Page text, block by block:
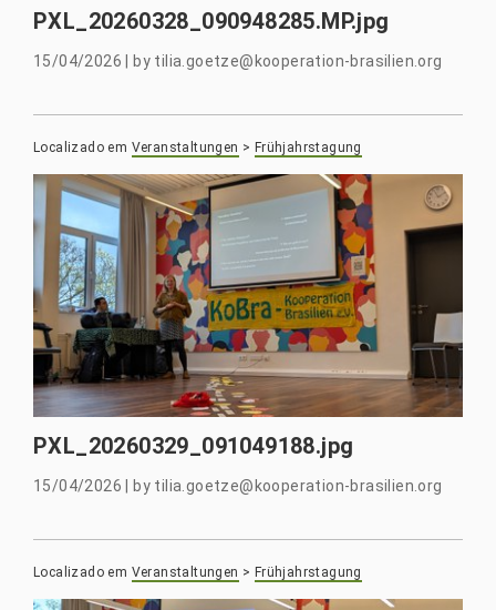
PXL_20260328_090948285.MP.jpg
15/04/2026 by tilia.goetze@kooperation-brasilien.org
Localizado em Veranstaltungen > Frühjahrstagung
PXL_20260329_091049188.jpg
15/04/2026|by tilia.goetze@kooperation-brasilien.org
Localizado em Veranstaltungen > Frühjahrstagung